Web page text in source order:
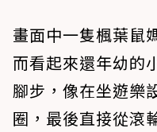
畫面中一隻楓葉鼠
而看起來還年幼的
腳步，像在坐遊樂
圈，最後直接從滾